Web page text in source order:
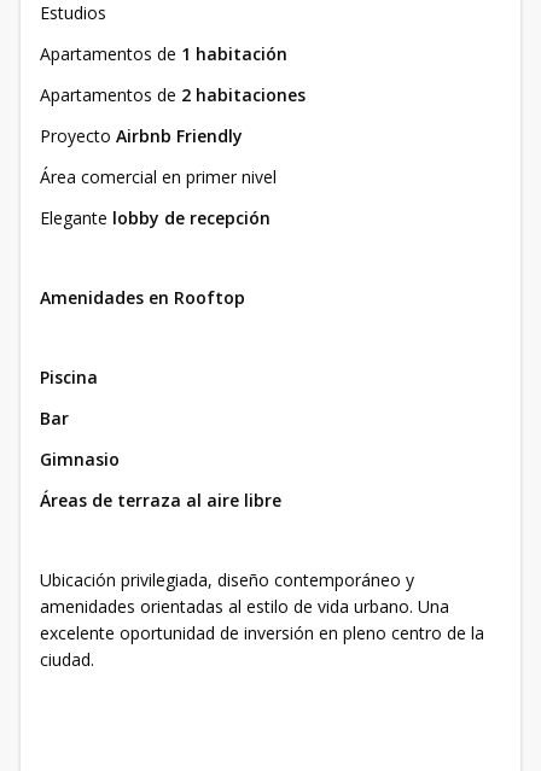
Estudios
Apartamentos de 1 habitación
Apartamentos de 2 habitaciones
Proyecto Airbnb Friendly
Área comercial en primer nivel
Elegante lobby de recepción
Amenidades en Rooftop
Piscina
Bar
Gimnasio
Áreas de terraza al aire libre
Ubicación privilegiada, diseño contemporáneo y
amenidades orientadas al estilo de vida urbano. Una
excelente oportunidad de inversión en pleno centro de la
ciudad.